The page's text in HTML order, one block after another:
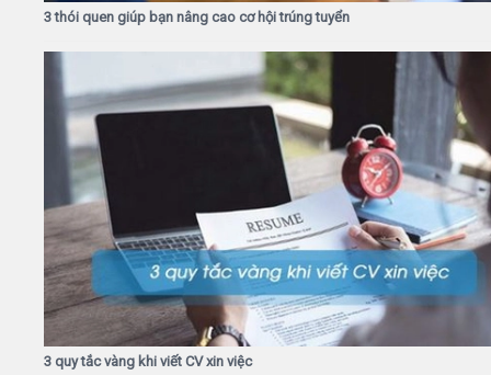
3 thói quen giúp bạn nâng cao cơ hội trúng tuyển
3 quy tắc vàng khi viết CV xin việc